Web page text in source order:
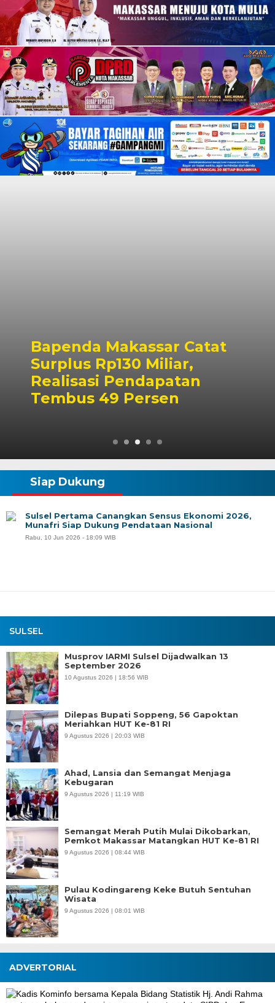
Bapenda Makassar Catat
Surplus Rp130 Miliar,
Realisasi Pendapatan
Tembus 49 Persen
SULSEL
Musprov IARMI Sulsel Dijadwalkan 13
September 2026
10 Agustus 2026 | 18:56 WIB
Dilepas Bupati Soppeng, 56 Gapoktan
Meriahkan HUT Ke-81 RI
9 Agustus 2026 | 20:03 WIB
Ahad, Lansia dan Semangat Menjaga
Kebugaran
9 Agustus 2026 | 11:19 WIB
Semangat Merah Putih Mulai Dikobarkan,
Pemkot Makassar Matangkan HUT Ke-81 RI
9 Agustus 2026 | 08:44 WIB
Pulau Kodingareng Keke Butuh Sentuhan
Wisata
9 Agustus 2026 | 08:01 WIB
Siap Dukung
Sulsel Pertama Canangkan Sensus Ekonomi 2026,
Munafri Siap Dukung Pendataan Nasional
Rabu, 10 Jun 2026 - 18:09 WIB
ADVERTORIAL